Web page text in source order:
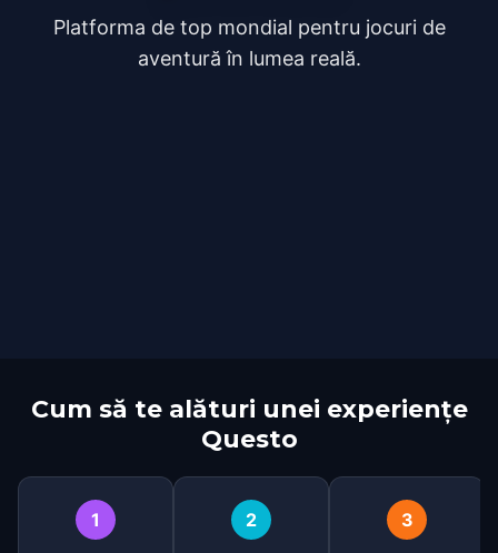
Platforma de top mondial pentru jocuri de
aventură în lumea reală.
Cum să te alături unei experiențe
Questo
1 2 3